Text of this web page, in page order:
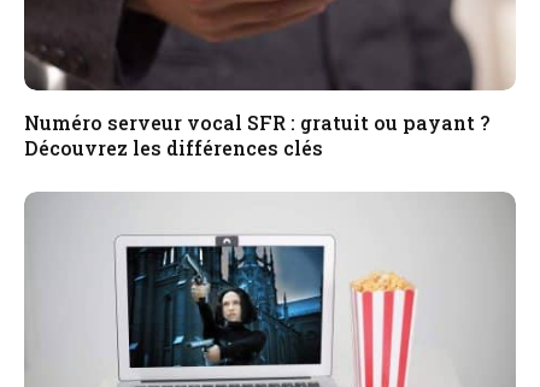
Numéro serveur vocal SFR : gratuit ou payant ?
Découvrez les différences clés